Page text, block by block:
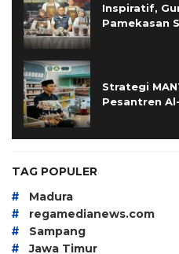
Inspiratif,
Pamekasan
Strategi
Pesantren
TAG POPULER
# Madura
# regamedianews.com
# Sampang
# Jawa Timur